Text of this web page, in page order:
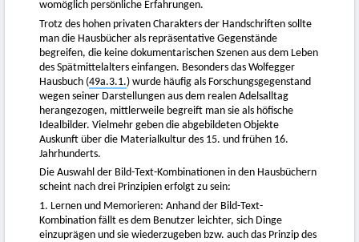
womöglich persönliche Erfahrungen.
Trotz des hohen privaten Charakters der Handschriften sollte
man die Hausbücher als repräsentative Gegenstände
begreifen, die keine dokumentarischen Szenen aus dem Leben
des Spätmittelalters einfangen. Besonders das Wolfegger
Hausbuch (49a.3.1.) wurde häufig als Forschungsgegenstand
wegen seiner Darstellungen aus dem realen Adelsalltag
herangezogen, mittlerweile begreift man sie als höfische
Idealbilder. Vielmehr geben die abgebildeten Objekte
Auskunft über die Materialkultur des 15. und frühen 16.
Jahrhunderts.
Die Auswahl der Bild-Text-Kombinationen in den Hausbüchern
scheint nach drei Prinzipien erfolgt zu sein:
1. Lernen und Memorieren: Anhand der Bild-Text-
Kombination fällt es dem Benutzer leichter, sich Dinge
einzuprägen und sie wiederzugeben bzw. auch das Prinzip des